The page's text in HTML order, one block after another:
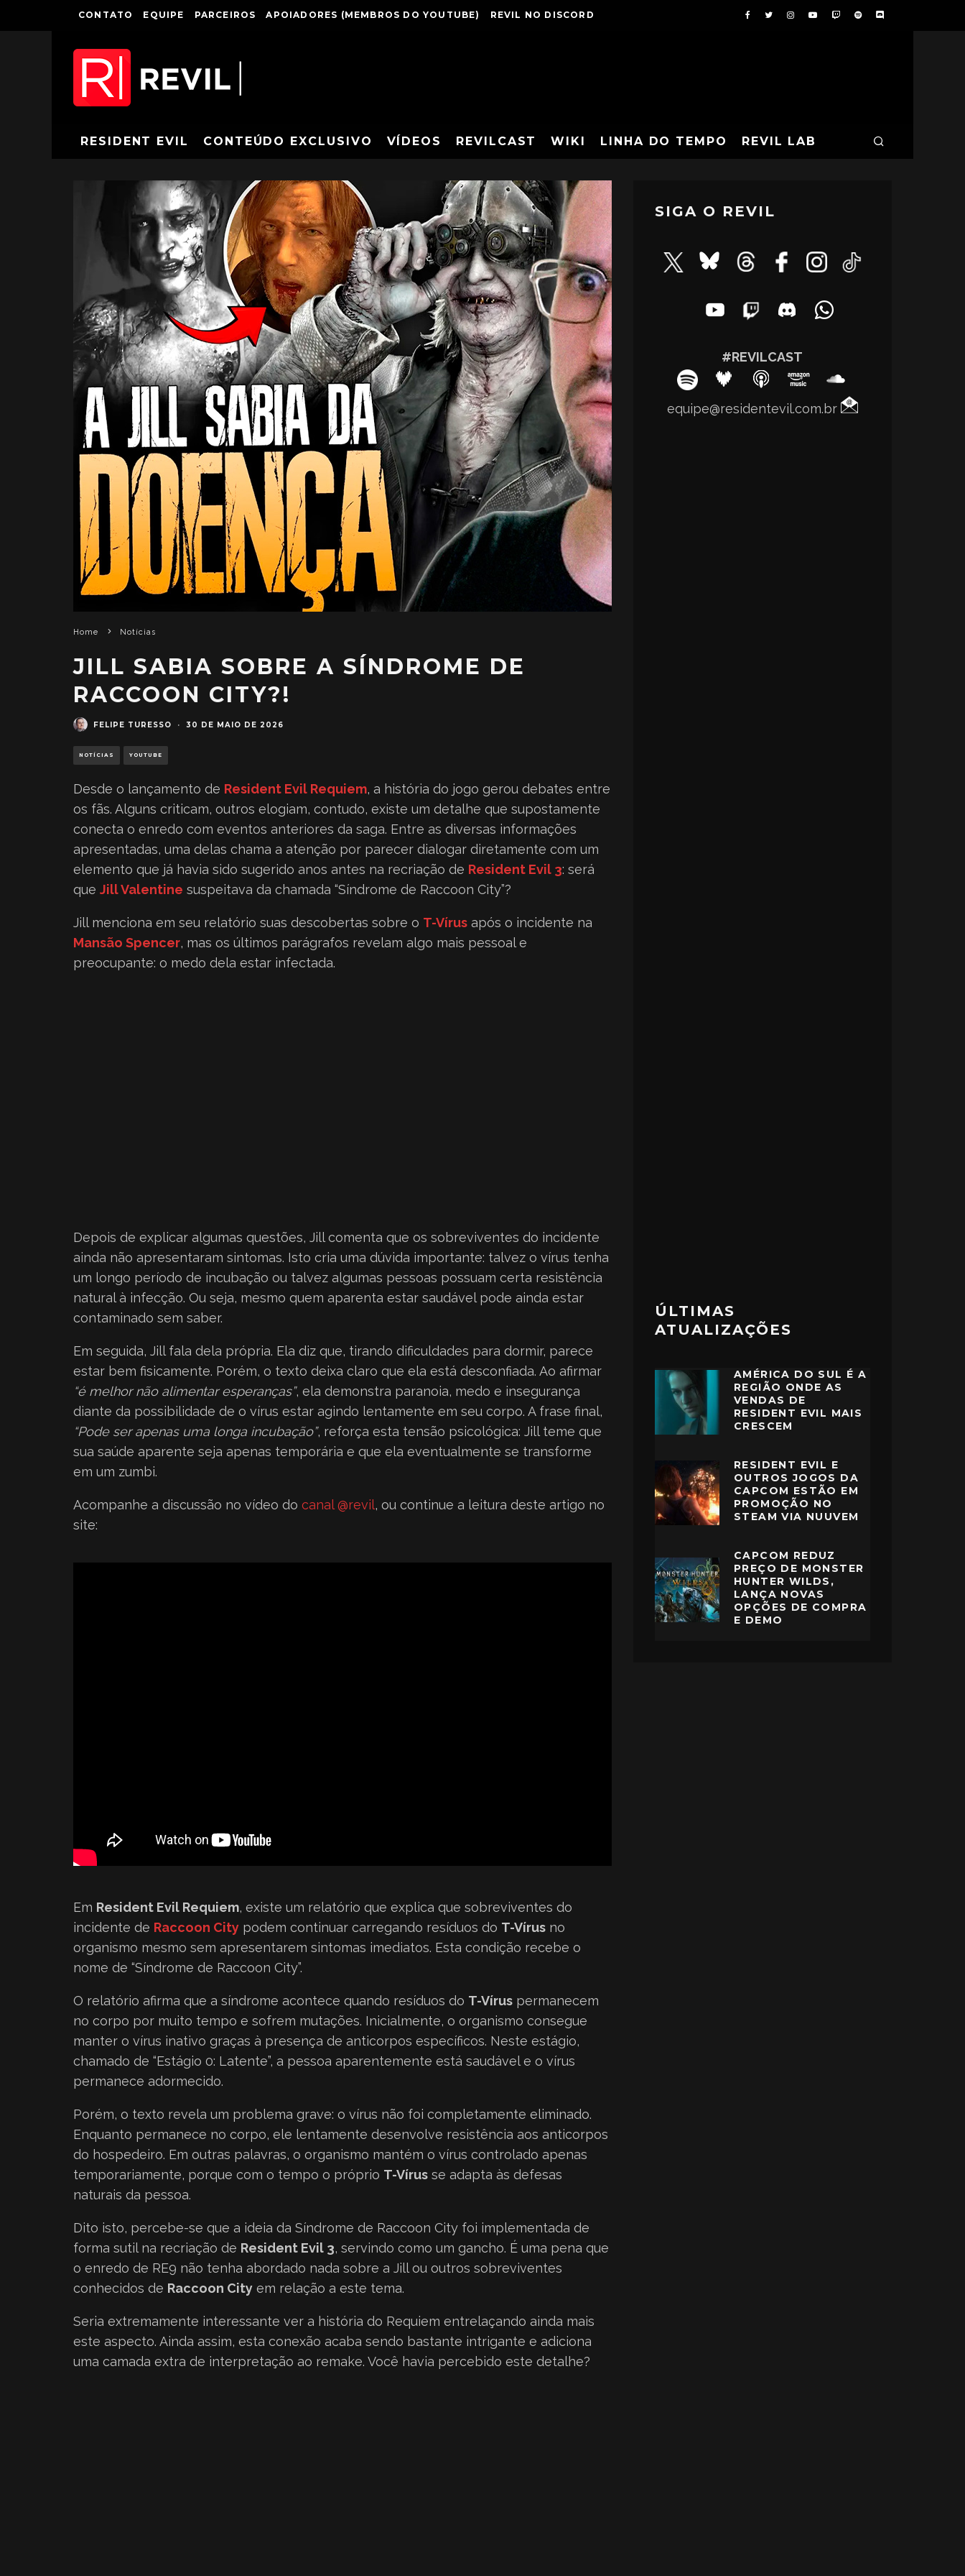
CONTATO EQUIPE PARCEIROS APOIADORES (MEMBROS DO YOUTUBE) REVIL NO DISCORD
RESIDENT EVIL CONTEÚDO EXCLUSIVO VÍDEOS REVILCAST WIKI LINHA DO TEMPO REVIL LAB
Home Notícias
JILL SABIA SOBRE A SÍNDROME DE
RACCOON CITY?!
FELIPE TURESSO · 30 DE MAIO DE 2026
NOTÍCIAS YOUTUBE
Desde o lançamento de Resident Evil Requiem, a história do jogo gerou debates entre
os fãs. Alguns criticam, outros elogiam, contudo, existe um detalhe que supostamente
conecta o enredo com eventos anteriores da saga. Entre as diversas informações
apresentadas, uma delas chama a atenção por parecer dialogar diretamente com um
elemento que já havia sido sugerido anos antes na recriação de Resident Evil 3: será
que Jill Valentine suspeitava da chamada “Síndrome de Raccoon City”?
Jill menciona em seu relatório suas descobertas sobre o T-Vírus após o incidente na
Mansão Spencer, mas os últimos parágrafos revelam algo mais pessoal e
preocupante: o medo dela estar infectada.
Depois de explicar algumas questões, Jill comenta que os sobreviventes do incidente
ainda não apresentaram sintomas. Isto cria uma dúvida importante: talvez o vírus tenha
um longo período de incubação ou talvez algumas pessoas possuam certa resistência
natural à infecção. Ou seja, mesmo quem aparenta estar saudável pode ainda estar
contaminado sem saber.
Em seguida, Jill fala dela própria. Ela diz que, tirando dificuldades para dormir, parece
estar bem fisicamente. Porém, o texto deixa claro que ela está desconfiada. Ao afirmar
“é melhor não alimentar esperanças”, ela demonstra paranoia, medo e insegurança
diante da possibilidade de o vírus estar agindo lentamente em seu corpo. A frase final,
“Pode ser apenas uma longa incubação”, reforça esta tensão psicológica: Jill teme que
sua saúde aparente seja apenas temporária e que ela eventualmente se transforme
em um zumbi.
Acompanhe a discussão no vídeo do canal @revil, ou continue a leitura deste artigo no
site:
Em Resident Evil Requiem, existe um relatório que explica que sobreviventes do
incidente de Raccoon City podem continuar carregando resíduos do T-Vírus no
organismo mesmo sem apresentarem sintomas imediatos. Esta condição recebe o
nome de “Síndrome de Raccoon City”.
O relatório afirma que a síndrome acontece quando resíduos do T-Vírus permanecem
no corpo por muito tempo e sofrem mutações. Inicialmente, o organismo consegue
manter o vírus inativo graças à presença de anticorpos específicos. Neste estágio,
chamado de “Estágio 0: Latente”, a pessoa aparentemente está saudável e o vírus
permanece adormecido.
Porém, o texto revela um problema grave: o vírus não foi completamente eliminado.
Enquanto permanece no corpo, ele lentamente desenvolve resistência aos anticorpos
do hospedeiro. Em outras palavras, o organismo mantém o vírus controlado apenas
temporariamente, porque com o tempo o próprio T-Vírus se adapta às defesas
naturais da pessoa.
Dito isto, percebe-se que a ideia da Síndrome de Raccoon City foi implementada de
forma sutil na recriação de Resident Evil 3, servindo como um gancho. É uma pena que
o enredo de RE9 não tenha abordado nada sobre a Jill ou outros sobreviventes
conhecidos de Raccoon City em relação a este tema.
Seria extremamente interessante ver a história do Requiem entrelaçando ainda mais
este aspecto. Ainda assim, esta conexão acaba sendo bastante intrigante e adiciona
uma camada extra de interpretação ao remake. Você havia percebido este detalhe?
SIGA O REVIL
#REVILCAST
equipe@residentevil.com.br
ÚLTIMAS
ATUALIZAÇÕES
AMÉRICA DO SUL É A
REGIÃO ONDE AS
VENDAS DE
RESIDENT EVIL MAIS
CRESCEM
RESIDENT EVIL E
OUTROS JOGOS DA
CAPCOM ESTÃO EM
PROMOÇÃO NO
STEAM VIA NUUVEM
CAPCOM REDUZ
PREÇO DE MONSTER
HUNTER WILDS,
LANÇA NOVAS
OPÇÕES DE COMPRA
E DEMO